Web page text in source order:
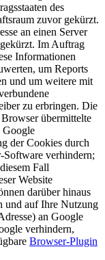
des
zuvor gekürzt.
an einen Server
Im Auftrag
Informationen
um Reports
und um weitere mit
zu erbringen. Die
übermittelte
Google
der Cookies durch
Software verhindern;
Fall
Website
darüber hinaus
und auf Ihre Nutzung
an Google
verhindern,
Browser-Plugin